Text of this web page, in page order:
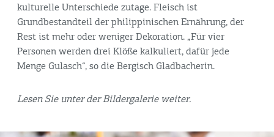
kulturelle Unterschiede zutage. Fleisch ist
Grundbestandteil der philippinischen Ernährung, der
Rest ist mehr oder weniger Dekoration. „Für vier
Personen werden drei Klöße kalkuliert, dafür jede
Menge Gulasch“, so die Bergisch Gladbacherin.
Lesen Sie unter der Bildergalerie weiter.